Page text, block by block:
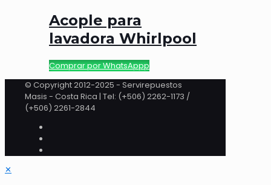
Acople para
lavadora Whirlpool
Comprar por WhatsAppp
© Copyright 2012-2025 - Servirepuestos
Masis - Costa Rica | Tel: (+506) 2262-1173 /
(+506) 2261-2844
✕